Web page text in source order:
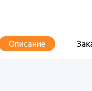
Описание